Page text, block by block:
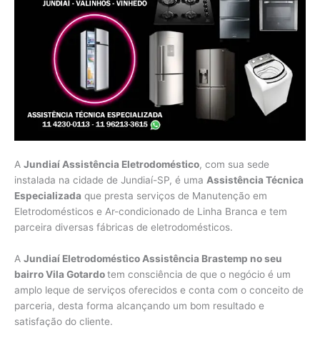
A Jundiaí Assistência Eletrodoméstico, com sua sede
instalada na cidade de Jundiaí-SP, é uma Assistência Técnica
Especializada que presta serviços de Manutenção em
Eletrodomésticos e Ar-condicionado de Linha Branca e tem
parceira diversas fábricas de eletrodomésticos.
A Jundiaí Eletrodoméstico Assistência Brastemp no seu
bairro Vila Gotardotem consciência de que o negócio é um
amplo leque de serviços oferecidos e conta com o conceito de
parceria, desta forma alcançando um bom resultado e
satisfação do cliente.